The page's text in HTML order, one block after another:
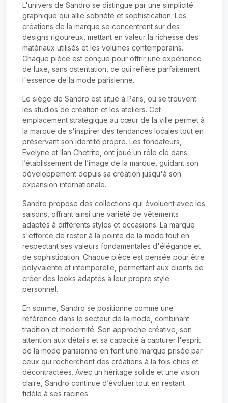
L'univers de Sandro se distingue par une simplicité
graphique qui allie sobriété et sophistication. Les
créations de la marque se concentrent sur des
designs rigoureux, mettant en valeur la richesse des
matériaux utilisés et les volumes contemporains.
Chaque pièce est conçue pour offrir une expérience
de luxe, sans ostentation, ce qui reflète parfaitement
l'essence de la mode parisienne.
Le siège de Sandro est situé à Paris, où se trouvent
les studios de création et les ateliers. Cet
emplacement stratégique au cœur de la ville permet à
la marque de s'inspirer des tendances locales tout en
préservant son identité propre. Les fondateurs,
Evelyne et Ilan Chetrite, ont joué un rôle clé dans
l’établissement de l’image de la marque, guidant son
développement depuis sa création jusqu'à son
expansion internationale.
Sandro propose des collections qui évoluent avec les
saisons, offrant ainsi une variété de vêtements
adaptés à différents styles et occasions. La marque
s'efforce de rester à la pointe de la mode tout en
respectant ses valeurs fondamentales d'élégance et
de sophistication. Chaque pièce est pensée pour être
polyvalente et intemporelle, permettant aux clients de
créer des looks adaptés à leur propre style
personnel.
En somme, Sandro se positionne comme une
référence dans le secteur de la mode, combinant
tradition et modernité. Son approche créative, son
attention aux détails et sa capacité à capturer l'esprit
de la mode parisienne en font une marque prisée par
ceux qui recherchent des créations à la fois chics et
décontractées. Avec un héritage solide et une vision
claire, Sandro continue d’évoluer tout en restant
fidèle à ses racines.